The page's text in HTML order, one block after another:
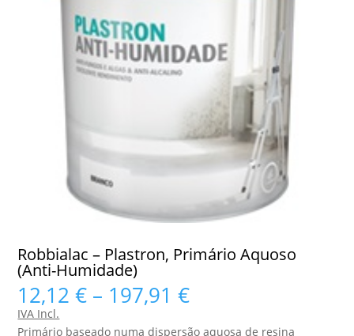
Robbialac – Plastron, Primário Aquoso
(Anti-Humidade)
12,12€ – 197,91€Price
12,12 €
IVA Incl.
Primário baseado numa dispersão aquosa de resina